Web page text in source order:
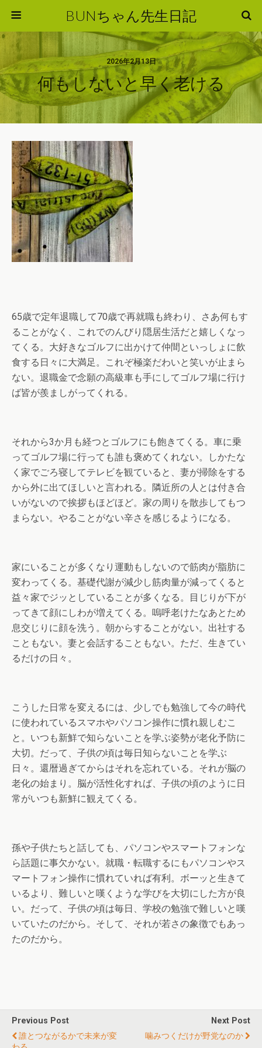
BUNちゃん先生日記
2026年2月13日
何もしないと早く老ける
65歳で定年退職して70歳で再就職も終わり、さあ何もす
ることがなく、これでのんびり隠居生活だと嬉しくなっ
てくる。大好きなゴルフに出かけて仲間といっしょに飲
食する日々に大満足。これぞ極楽だわいと笑いが止まら
ない。退職金で念願の高級車も手にしてゴルフ場に行け
ば皆が羨ましがってくれる。
それから3か月も経つとゴルフにも飽きてくる。車に乗
ってゴルフ場に行っても誰も褒めてくれない。しかたな
く家でごろ寝してテレビを観ていると、妻が掃除をする
から外に出てほしいと言われる。隣近所の人とは付き合
いがないので挨拶もほどほど。家の周りを散歩してもつ
まらない。やることがない辛さを感じるようになる。
家にいることが多くなり運動もしないので筋肉が脂肪に
変わってくる。基礎代謝が減少し筋肉量が減ってくると
益々家でジッとしていることが多くなる。目じりが下が
ってきて顔にしわが増えてくる。嗚呼老けたなあとため
息交じりに顔を洗う。朝からすることがない。出社する
こともない。妻と会話することもない。ただ、生きてい
るだけの日々。
こうした日常を変えるには、少しでも勉強して今の時代
に使われているスマホやパソコン操作に慣れ親しむこ
と。いつも新鮮で知らないことを学ぶ姿勢が老化予防に
大切。だって、子供の頃は毎日知らないことを学ぶ
日々。還暦過ぎてからはそれを忘れている。それが脳の
老化の始まり。脳が活性化すれば、子供の頃のように日
常がいつも新鮮に観えてくる。
孫や子供たちと話しても、パソコンやスマートフォンな
ら話題に事欠かない。就職・転職するにもパソコンやス
マートフォン操作に慣れていれば有利。ボーッと生きて
いるより、難しいと嘆くような学びを大切にした方が良
い。だって、子供の頃は毎日、学校の勉強で難しいと嘆
いていたのだから。そして、それが若さの象徴でもあっ
たのだから。
Previous Post
誰とつながるかで未来が変
Next Post
噛みつくだけが野党なのか